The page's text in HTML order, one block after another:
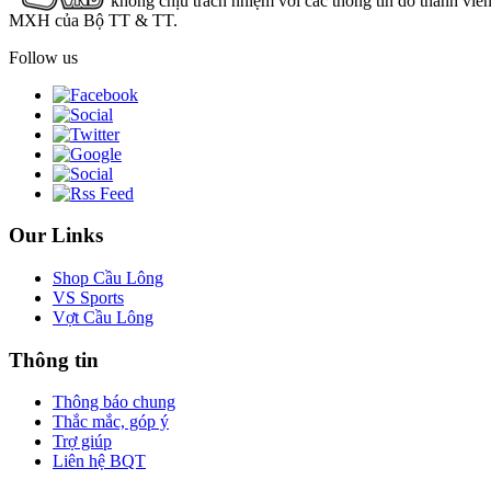
MXH của Bộ TT & TT.
Follow us
Our Links
Shop Cầu Lông
VS Sports
Vợt Cầu Lông
Thông tin
Thông báo chung
Thắc mắc, góp ý
Trợ giúp
Liên hệ BQT